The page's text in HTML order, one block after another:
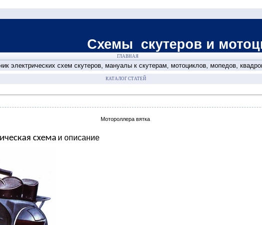
и
ГЛАВНАЯ
электрических схем скутеров, мануалы к скутерам, мотоциклов, мопедов,
КАТАЛОГ СТАТЕЙ
Мотороллера вятка
схема и описание